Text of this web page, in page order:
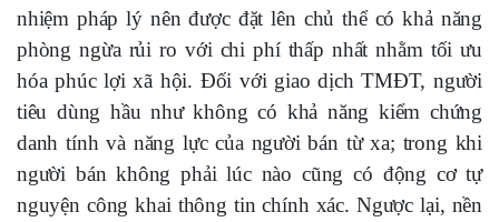
nhiệm pháp lý nên được đặt lên chủ thể có khả năng
phòng ngừa rủi ro với chi phí thấp nhất nhằm tối ưu
hóa phúc lợi xã hội. Đối với giao dịch TMĐT, người
tiêu dùng hầu như không có khả năng kiểm chứng
danh tính và năng lực của người bán từ xa; trong khi
người bán không phải lúc nào cũng có động cơ tự
nguyện công khai thông tin chính xác. Ngược lại, nền